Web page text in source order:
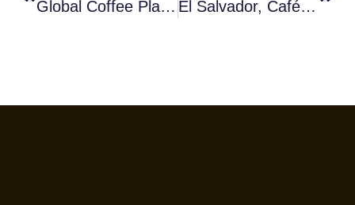
Global Coffee Platform Convoca Una Consulta Mundial Para Sentar Las Bases De La Sostenibilidad Presente Y Futura Del Café El Salvador, Café En Femenino